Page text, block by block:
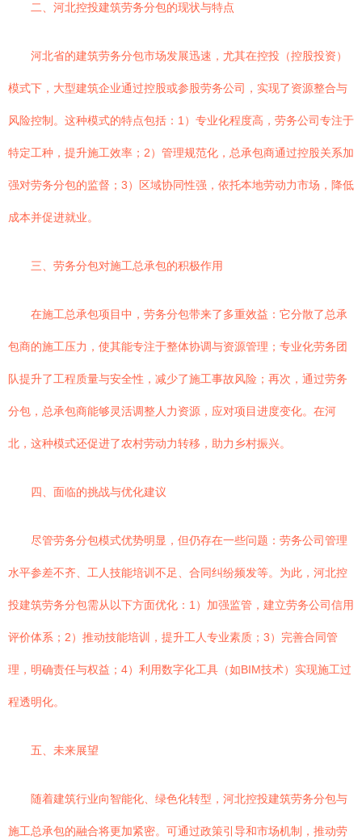
二、河北控投建筑劳务分包的现状与特点
河北省的建筑劳务分包市场发展迅速，尤其在控投（控股投资）
模式下，大型建筑企业通过控股或参股劳务公司，实现了资源整合与
风险控制。这种模式的特点包括：1）专业化程度高，劳务公司专注于
特定工种，提升施工效率；2）管理规范化，总承包商通过控股关系加
强对劳务分包的监督；3）区域协同性强，依托本地劳动力市场，降低
成本并促进就业。
三、劳务分包对施工总承包的积极作用
在施工总承包项目中，劳务分包带来了多重效益：它分散了总承
包商的施工压力，使其能专注于整体协调与资源管理；专业化劳务团
队提升了工程质量与安全性，减少了施工事故风险；再次，通过劳务
分包，总承包商能够灵活调整人力资源，应对项目进度变化。在河
北，这种模式还促进了农村劳动力转移，助力乡村振兴。
四、面临的挑战与优化建议
尽管劳务分包模式优势明显，但仍存在一些问题：劳务公司管理
水平参差不齐、工人技能培训不足、合同纠纷频发等。为此，河北控
投建筑劳务分包需从以下方面优化：1）加强监管，建立劳务公司信用
评价体系；2）推动技能培训，提升工人专业素质；3）完善合同管
理，明确责任与权益；4）利用数字化工具（如BIM技术）实现施工过
程透明化。
五、未来展望
随着建筑行业向智能化、绿色化转型，河北控投建筑劳务分包与
施工总承包的融合将更加紧密。可通过政策引导和市场机制，推动劳